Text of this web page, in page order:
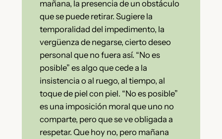
mañana, la presencia de un obstáculo
que se puede retirar. Sugiere la
temporalidad del impedimento, la
vergüenza de negarse, cierto deseo
personal que no fuera así. “No es
posible” es algo que cede a la
insistencia o al ruego, al tiempo, al
toque de piel con piel. “No es posible”
es una imposición moral que uno no
comparte, pero que se ve obligada a
respetar. Que hoy no, pero mañana